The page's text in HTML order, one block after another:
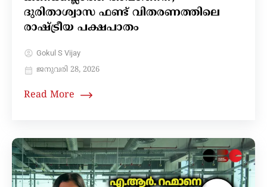
ദുരിതാശ്വാസ ഫണ്ട് വിതരണത്തിലെ
രാഷ്ട്രീയ പക്ഷപാതം
Gokul S Vijay
ജനുവരി 28, 2026
Read More